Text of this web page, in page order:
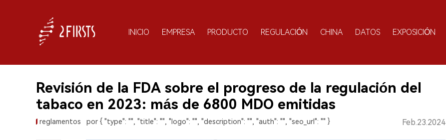
INICIO EMPRESA PRODUCTO REGULACIÓN CHINA DATOS EXPOSICIÓN
Revisión de la FDA sobre el progreso de la regulación del
tabaco en 2023: más de 6800 MDO emitidas
reglamentos por { "type": "", "title": "", "logo": "", "description": "", "auth": "", "seo_url": "" } Feb.23.2024